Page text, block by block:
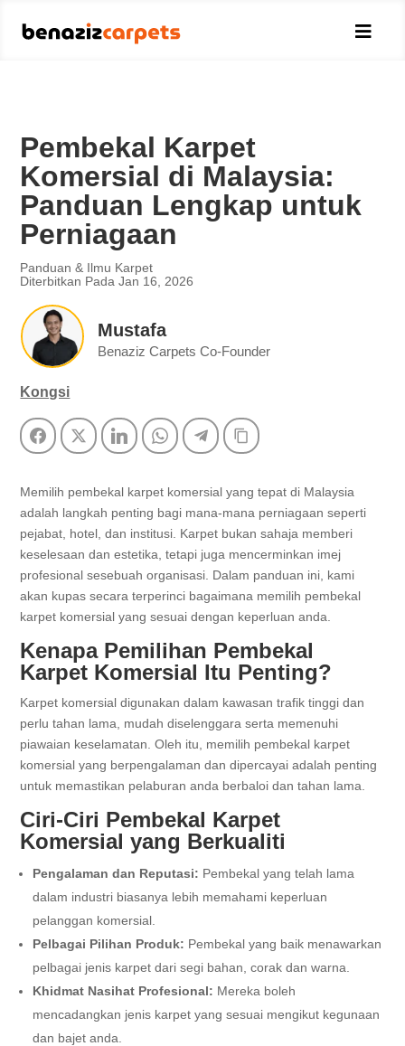

Pembekal Karpet
Komersial di Malaysia:
Panduan Lengkap untuk
Perniagaan
Panduan & Ilmu Karpet
Diterbitkan Pada Jan 16, 2026
Mustafa
Benaziz Carpets Co-Founder
Kongsi
FacebookTwitter LinkedInWhatsAppTelegramCopy Link
Memilih pembekal karpet komersial yang tepat di Malaysia
adalah langkah penting bagi mana-mana perniagaan seperti
pejabat, hotel, dan institusi. Karpet bukan sahaja memberi
keselesaan dan estetika, tetapi juga mencerminkan imej
profesional sesebuah organisasi. Dalam panduan ini, kami
akan kupas secara terperinci bagaimana memilih pembekal
karpet komersial yang sesuai dengan keperluan anda.
Kenapa Pemilihan Pembekal
Karpet Komersial Itu Penting?
Karpet komersial digunakan dalam kawasan trafik tinggi dan
perlu tahan lama, mudah diselenggara serta memenuhi
piawaian keselamatan. Oleh itu, memilih pembekal karpet
komersial yang berpengalaman dan dipercayai adalah penting
untuk memastikan pelaburan anda berbaloi dan tahan lama.
Ciri-Ciri Pembekal Karpet
Komersial yang Berkualiti
Pengalaman dan Reputasi: Pembekal yang telah lama
dalam industri biasanya lebih memahami keperluan
pelanggan komersial.
Pelbagai Pilihan Produk: Pembekal yang baik menawarkan
pelbagai jenis karpet dari segi bahan, corak dan warna.
Khidmat Nasihat Profesional: Mereka boleh
mencadangkan jenis karpet yang sesuai mengikut kegunaan
dan bajet anda.